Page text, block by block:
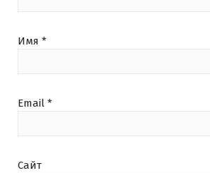
Имя *
Email *
Сайт